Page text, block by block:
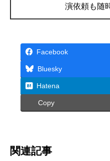
演依頼も随
Facebook
Bluesky
Hatena
Copy
関連記事